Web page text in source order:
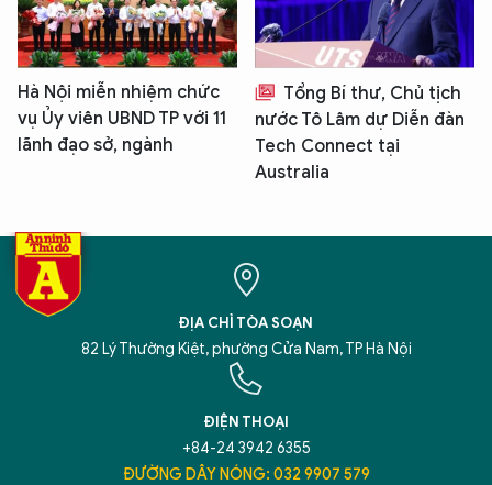
Hà Nội miễn nhiệm chức
vụ Ủy viên UBND TP với 11
lãnh đạo sở, ngành
Tổng Bí thư, Chủ tịch
nước Tô Lâm dự Diễn đàn
Tech Connect tại
Australia
ĐỊA CHỈ TÒA SOẠN
82 Lý Thường Kiệt, phường Cửa Nam, TP Hà Nội
ĐIỆN THOẠI
+84-24 3942 6355
ĐƯỜNG DÂY NÓNG: 032 9907 579